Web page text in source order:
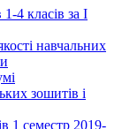
4 класів за І
навчальних
зошитів і
1 семестр 2019-